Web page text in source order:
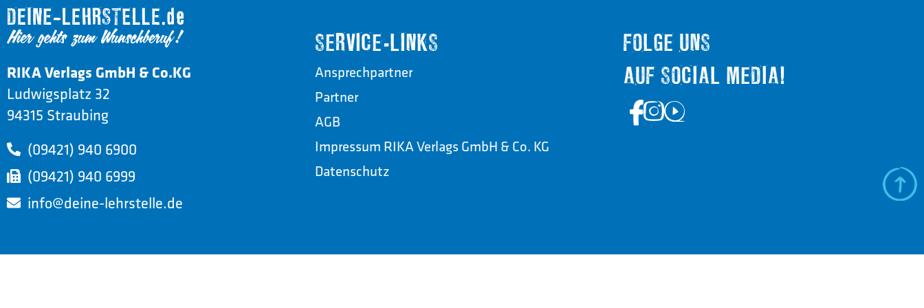
RIKA Verlags GmbH & Co.KG
Ludwigsplatz 32
94315 Straubing
(09421) 940 6900
(09421) 940 6999
info@deine-lehrstelle.de
SERVICE-LINKS
Ansprechpartner
Partner
AGB
Impressum RIKA Verlags GmbH & Co. KG
Datenschutz
FOLGE UNS
AUF SOCIAL MEDIA!